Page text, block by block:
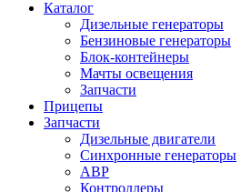
Каталог
Дизельные генераторы
Бензиновые генераторы
Блок-контейнеры
Мачты освещения
Запчасти
Прицепы
Запчасти
Дизельные двигатели
Синхронные генераторы
АВР
Контроллеры